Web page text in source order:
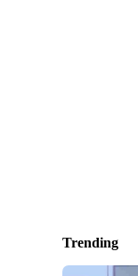
Trending